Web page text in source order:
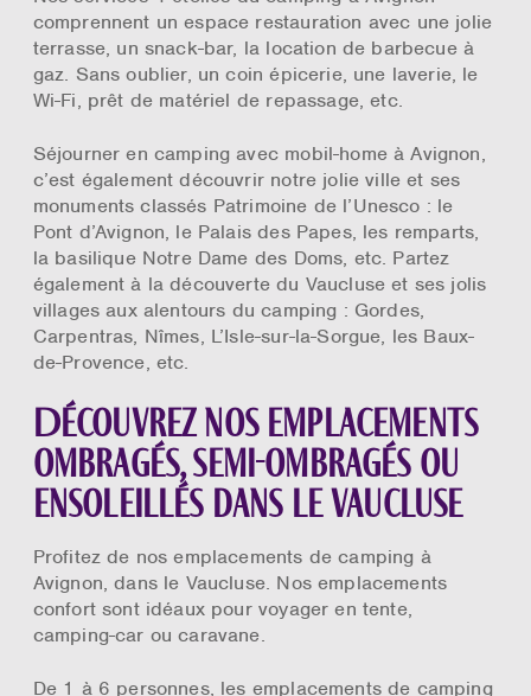
comprennent un espace restauration avec une jolie
terrasse, un snack-bar, la location de barbecue à
gaz. Sans oublier, un coin épicerie, une laverie, le
Wi-Fi, prêt de matériel de repassage, etc.
Séjourner en camping avec mobil-home à Avignon,
c’est également découvrir notre jolie ville et ses
monuments classés Patrimoine de l’Unesco : le
Pont d’Avignon, le Palais des Papes, les remparts,
la basilique Notre Dame des Doms, etc. Partez
également à la découverte du Vaucluse et ses jolis
villages aux alentours du camping : Gordes,
Carpentras, Nîmes, L’Isle-sur-la-Sorgue, les Baux-
de-Provence, etc.
Découvrez nos emplacements
ombragés, semi-ombragés ou
ensoleillés dans le Vaucluse
Profitez de nos emplacements de camping à
Avignon, dans le Vaucluse. Nos emplacements
confort sont idéaux pour voyager en tente,
camping-car ou caravane.
De 1 à 6 personnes, les emplacements de camping